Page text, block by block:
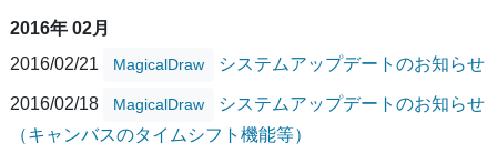
2016年 02月
2016/02/21
MagicalDraw システムアップデートのお知らせ
2016/02/18 MagicalDraw
システムアップデートのお知らせ
（キャンバスのタイムシフト機能等）